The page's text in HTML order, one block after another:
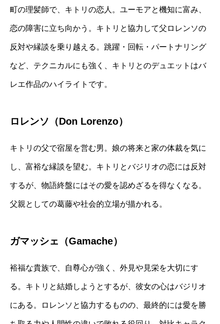
町の理髪師で、キトリの恋人。ユーモアと機知に富み、
恋の障害に立ち向かう。キトリと協力して父ロレンソの
反対や縁談を乗り越える。跳躍・回転・パートナリング
など、テクニカルにも強く、キトリとのデュエットはバ
レエ作品のハイライトです。
ロレンソ（Don Lorenzo）
キトリの父で宿屋を営む男。娘の将来と家の体裁を気に
し、富裕な縁談を望む。キトリとバジリオの恋には反対
するが、物語終盤にはその愛を認めざるを得なくなる。
父親としての葛藤や社会的立場が描かれる。
ガマッシェ（Gamache）
裕福な貴族で、自尊心が強く、外見や見栄を大切にす
る。キトリと結婚しようとするが、彼女の心はバジリオ
にある。ロレンソと協力するものの、最終的には愛を勝